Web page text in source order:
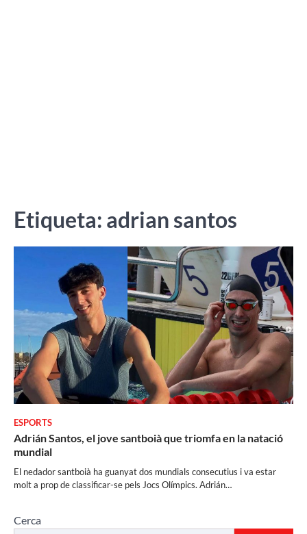
Etiqueta: adrian santos
ESPORTS
Adrián Santos, el jove santboià que triomfa en la natació
mundial
El nedador santboià ha guanyat dos mundials consecutius i va estar
molt a prop de classificar-se pels Jocs Olímpics. Adrián…
Cerca